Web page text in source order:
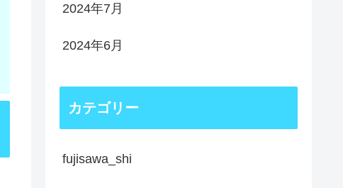
2024年7月
2024年6月
カテゴリー
fujisawa_shi